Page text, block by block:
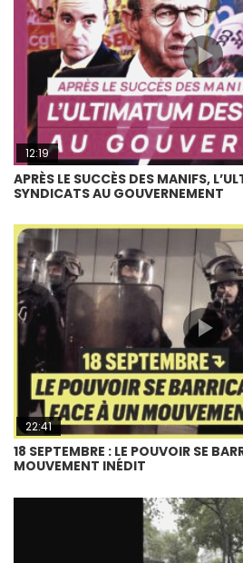
12:19
APRÈS LE SUCCÈS DES MANIFS,
SYNDICATS AU GOUVERNEMENT
22:41
18 SEPTEMBRE : LE POUVOIR SE
MOUVEMENT INÉDIT